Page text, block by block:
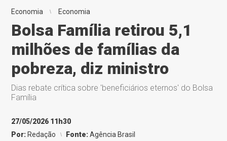
Economia Economia
Bolsa Família retirou 5,1
milhões de famílias da
pobreza, diz ministro
Dias rebate crítica sobre 'beneficiários eternos' do Bolsa
Família
27/05/2026 11h30
Por: Redação Fonte:Agência Brasil